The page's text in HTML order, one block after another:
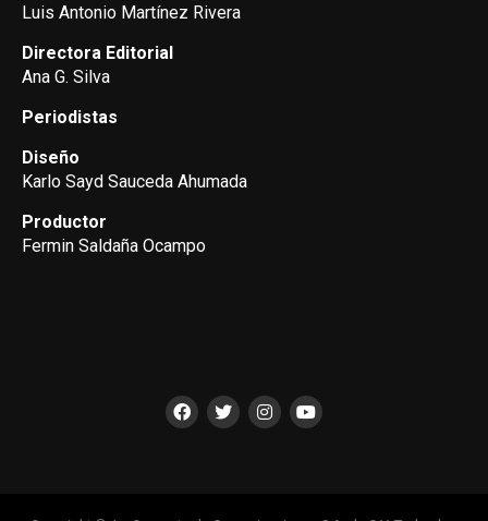
Luis Antonio Martínez Rivera
Directora Editorial
Ana G. Silva
Periodistas
Diseño
Karlo Sayd Sauceda Ahumada
Productor
Fermin Saldaña Ocampo